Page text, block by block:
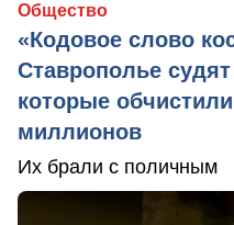
Общество
«Кодовое слово
Ставрополье
которые
миллионов
Их брали с поличным